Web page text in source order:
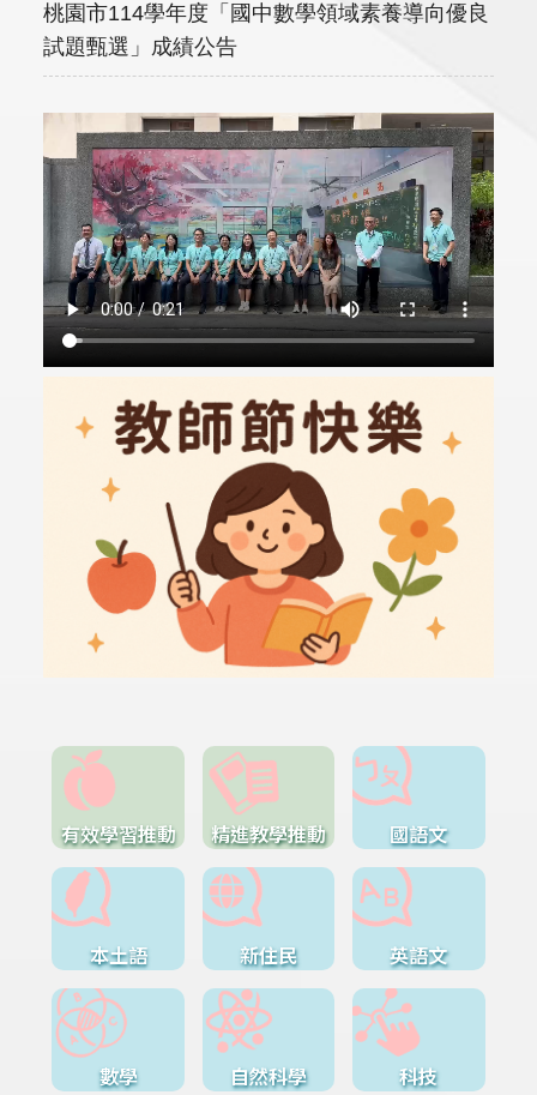
桃園市114學年度「國中數學領域素養導向優良
試題甄選」成績公告
有效學習推動 精進教學推動 國語文
本土語 新住民 英語文
數學 自然科學 科技